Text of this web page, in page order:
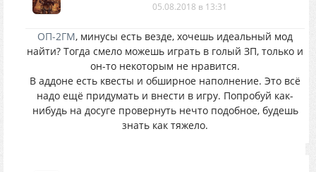
05.08.2018 в 13:31
ОП-2ГМ, минусы есть везде, хочешь идеальный мод
найти? Тогда смело можешь играть в голый ЗП, только и
он-то некоторым не нравится.
В аддоне есть квесты и обширное наполнение. Это всё
надо ещё придумать и внести в игру. Попробуй как-
нибудь на досуге провернуть нечто подобное, будешь
знать как тяжело.